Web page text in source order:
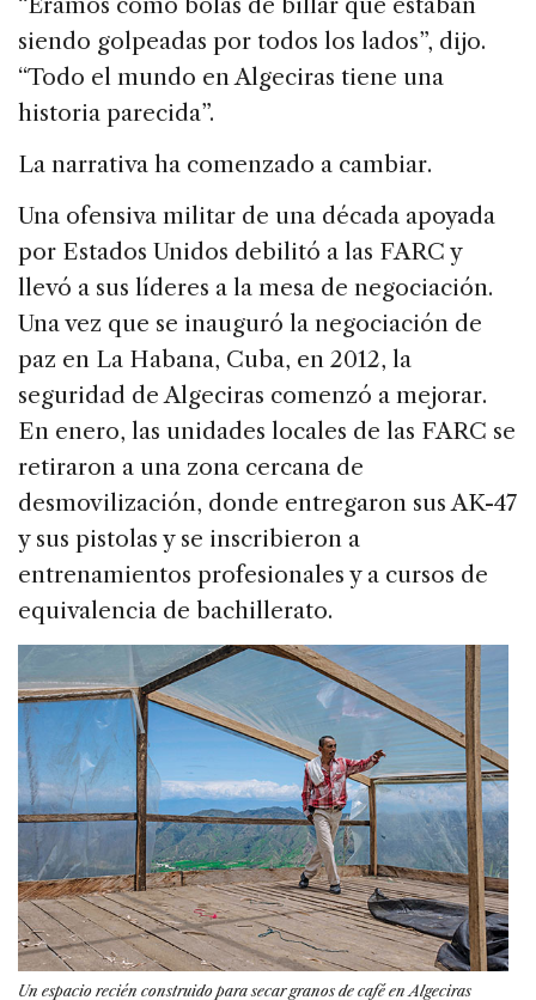
“Éramos como bolas de billar que estaban
siendo golpeadas por todos los lados”, dijo.
“Todo el mundo en Algeciras tiene una
historia parecida”.
La narrativa ha comenzado a cambiar.
Una ofensiva militar de una década apoyada
por Estados Unidos debilitó a las FARC y
llevó a sus líderes a la mesa de negociación.
Una vez que se inauguró la negociación de
paz en La Habana, Cuba, en 2012, la
seguridad de Algeciras comenzó a mejorar.
En enero, las unidades locales de las FARC se
retiraron a una zona cercana de
desmovilización, donde entregaron sus AK-47
y sus pistolas y se inscribieron a
entrenamientos profesionales y a cursos de
equivalencia de bachillerato.
Un espacio recién construido para secar granos de café en Algeciras